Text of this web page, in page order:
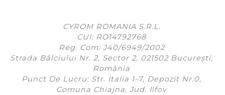
CYROM ROMANIA S.R.L.
CUI: RO14792768
Reg. Com: J40/6949/2002
Strada Bâlciului Nr. 2, Sector 2, 021502 București,
România
Punct De Lucru: Str. Italia 1-7, Depozit Nr.0,
Comuna Chiajna, Jud. Ilfov